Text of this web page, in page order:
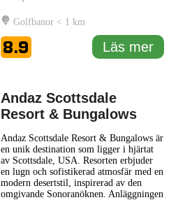
är känd för sin förstklassiga service och
utmärkta faciliteter som tillgodoser både
affärsresenärer och semesterfirare.
Resorten har ett
... Läs mer
Golfbanor < 1 km
8.9 Läs mer
Andaz Scottsdale
Resort & Bungalows
Andaz Scottsdale Resort & Bungalows är
en unik destination som ligger i hjärtat
av Scottsdale, USA. Resorten erbjuder
en lugn och sofistikerad atmosfär med en
modern desertstil, inspirerad av den
omgivande Sonoranöknen. Anläggningen